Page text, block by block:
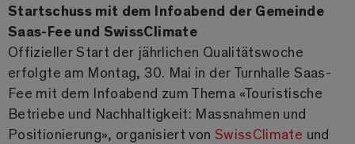
Startschuss mit dem Infoabend der Gemeinde
Saas-Fee und SwissClimate
Offizieller Start der jährlichen Qualitätswoche
erfolgte am Montag, 30. Mai in der Turnhalle Saas-
Fee mit dem Infoabend zum Thema «Touristische
Betriebe und Nachhaltigkeit: Massnahmen und
Positionierung», organisiert von SwissClimate und